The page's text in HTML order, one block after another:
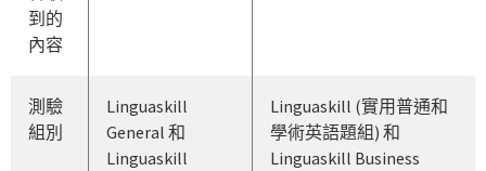
到的
內容
測驗
組別
Linguaskill
General 和
Linguaskill
Linguaskill (實用普通和
學術英語題組) 和
Linguaskill Business